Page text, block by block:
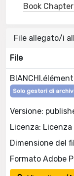
Book
File allegato/i
File
Solo gestori di
Versione:
Licenza:
Dimensione del
Formato Adobe